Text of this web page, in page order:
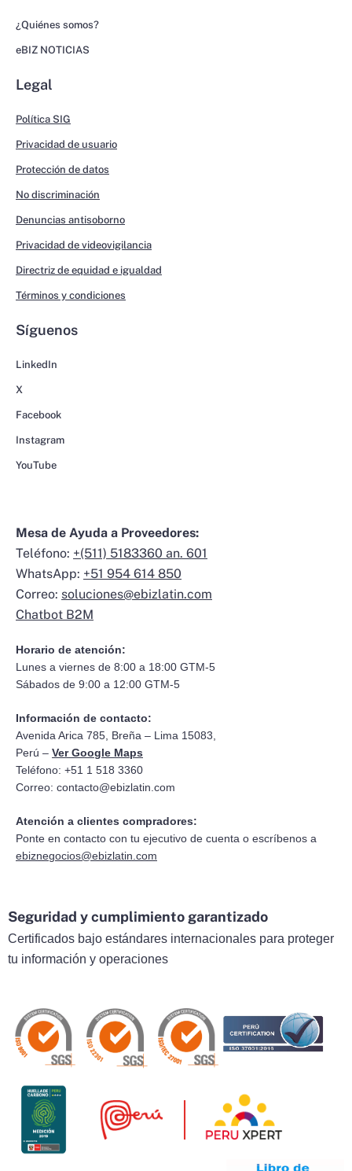
¿Quiénes somos?
eBIZ NOTICIAS
Legal
Política SIG
Privacidad de usuario
Protección de datos
No discriminación
Denuncias antisoborno
Privacidad de videovigilancia
Directriz de equidad e igualdad
Términos y condiciones
Síguenos
LinkedIn
X
Facebook
Instagram
YouTube
Mesa de Ayuda a Proveedores:
Teléfono: +(511) 5183360 an. 601
WhatsApp: +51 954 614 850
Correo: soluciones@ebizlatin.com
Chatbot B2M
Horario de atención:
Lunes a viernes de 8:00 a 18:00 GTM-5
Sábados de 9:00 a 12:00 GTM-5
Información de contacto:
Avenida Arica 785, Breña – Lima 15083,
Perú – Ver Google Maps
Teléfono: +51 1 518 3360
Correo: contacto@ebizlatin.com
Atención a clientes compradores:
Ponte en contacto con tu ejecutivo de cuenta o escríbenos a
ebiznegocios@ebizlatin.com
Seguridad y cumplimiento garantizado
Certificados bajo estándares internacionales para proteger
tu información y operaciones